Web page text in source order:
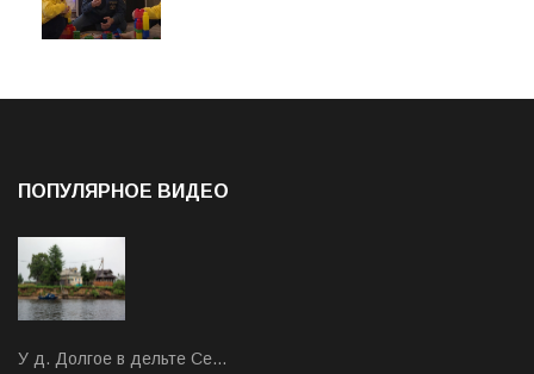
ПОПУЛЯРНОЕ ВИДЕО
У д. Долгое в дельте Се…